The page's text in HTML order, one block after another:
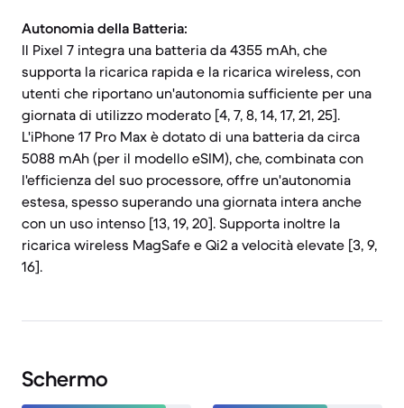
Autonomia della Batteria:
Il Pixel 7 integra una batteria da 4355 mAh, che
supporta la ricarica rapida e la ricarica wireless, con
utenti che riportano un'autonomia sufficiente per una
giornata di utilizzo moderato [4, 7, 8, 14, 17, 21, 25].
L'iPhone 17 Pro Max è dotato di una batteria da circa
5088 mAh (per il modello eSIM), che, combinata con
l'efficienza del suo processore, offre un'autonomia
estesa, spesso superando una giornata intera anche
con un uso intenso [13, 19, 20]. Supporta inoltre la
ricarica wireless MagSafe e Qi2 a velocità elevate [3, 9,
16].
Schermo